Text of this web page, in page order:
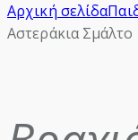
Αρχική σελίδα
Αστεράκια Σμάλτο